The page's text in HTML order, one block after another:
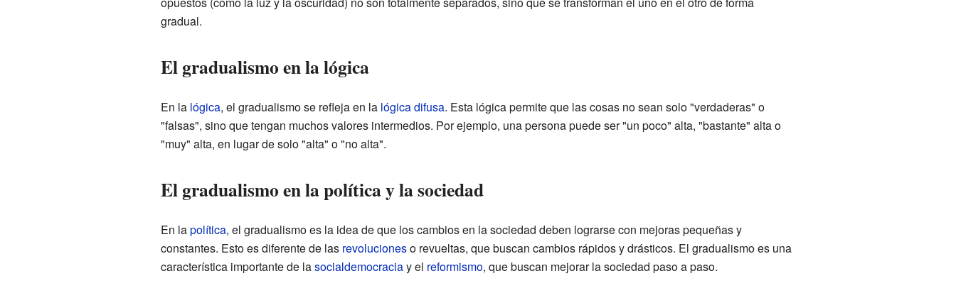
gradual.
El gradualismo en la lógica
En la lógica, el gradualismo se refleja en la lógica difusa. Esta lógica permite que las cosas no sean solo "verdaderas" o
"falsas", sino que tengan muchos valores intermedios. Por ejemplo, una persona puede ser "un poco" alta, "bastante" alta o
"muy" alta, en lugar de solo "alta" o "no alta".
El gradualismo en la política y la sociedad
En lapolítica, el gradualismo es la idea de que los cambios en la sociedad deben lograrse con mejoras pequeñas y
constantes. Esto es diferente de las revolucioneso revueltas, que buscan cambios rápidos y drásticos. El gradualismo es una
característica importante de lasocialdemocraciay el reformismo, que buscan mejorar la sociedad paso a paso.